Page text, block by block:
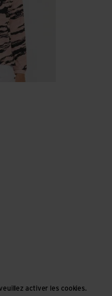
activer les cookies.